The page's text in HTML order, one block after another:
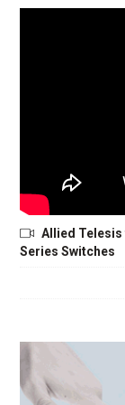
Allied Telesis
Series Switches